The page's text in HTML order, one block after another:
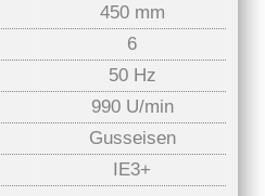
450 mm
6
50 Hz
990 U/min
Gusseisen
IE3+